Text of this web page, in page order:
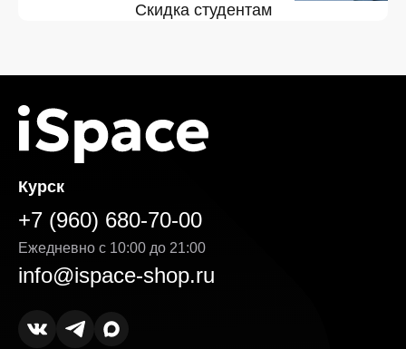
Скидка студентам
Курск
+7 (960) 680-70-00
Ежедневно с 10:00 до 21:00
info@ispace-shop.ru